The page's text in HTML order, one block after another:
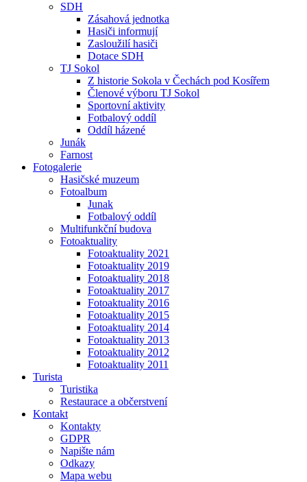
SDH
Zásahová jednotka
Hasiči informují
Zasloužilí hasiči
Dotace SDH
TJ Sokol
Z historie Sokola v Čechách pod Kosířem
Členové výboru TJ Sokol
Sportovní aktivity
Fotbalový oddíl
Oddíl házené
Junák
Farnost
Fotogalerie
Hasičské muzeum
Fotoalbum
Junak
Fotbalový oddíl
Multifunkční budova
Fotoaktuality
Fotoaktuality 2021
Fotoaktuality 2019
Fotoaktuality 2018
Fotoaktuality 2017
Fotoaktuality 2016
Fotoaktuality 2015
Fotoaktuality 2014
Fotoaktuality 2013
Fotoaktuality 2012
Fotoaktuality 2011
Turista
Turistika
Restaurace a občerstvení
Kontakt
Kontakty
GDPR
Napište nám
Odkazy
Mapa webu